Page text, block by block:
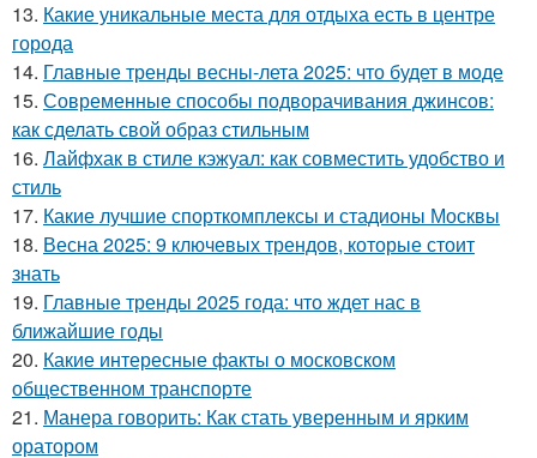
13. Какие уникальные места для отдыха есть в центре
города
14. Главные тренды весны-лета 2025: что будет в моде
15. Современные способы подворачивания джинсов:
как сделать свой образ стильным
16. Лайфхак в стиле кэжуал: как совместить удобство и
стиль
17. Какие лучшие спорткомплексы и стадионы Москвы
18. Весна 2025: 9 ключевых трендов, которые стоит
знать
19. Главные тренды 2025 года: что ждет нас в
ближайшие годы
20. Какие интересные факты о московском
общественном транспорте
21. Манера говорить: Как стать уверенным и ярким
оратором